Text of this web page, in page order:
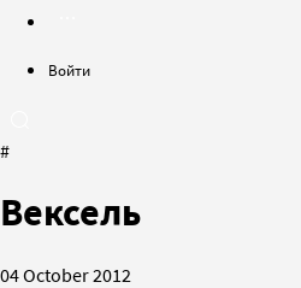
Войти
#
Вексель
04 October 2012